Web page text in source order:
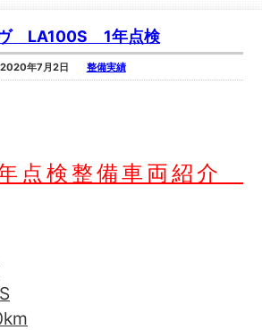
LA100S 1年点検
2020年7月2日 整備実績
検整備車両紹介